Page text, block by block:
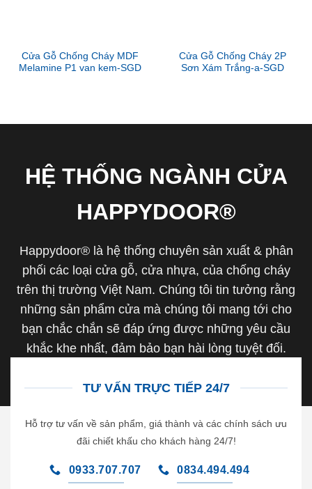
Cửa Gỗ Chống Cháy MDF
Melamine P1 van kem-SGD
Cửa Gỗ Chống Cháy 2P
Sơn Xám Trắng-a-SGD
HỆ THỐNG NGÀNH CỬA
HAPPYDOOR®
Happydoor® là hệ thống chuyên sản xuất & phân
phối các loại cửa gỗ, cửa nhựa, của chống cháy
trên thị trường Việt Nam. Chúng tôi tin tưởng rằng
những sản phẩm cửa mà chúng tôi mang tới cho
bạn chắc chắn sẽ đáp ứng được những yêu cầu
khắc khe nhất, đảm bảo bạn hài lòng tuyệt đối.
TƯ VẤN TRỰC TIẾP 24/7
Hỗ trợ tư vấn về sản phẩm, giá thành và các chính sách ưu
đãi chiết khấu cho khách hàng 24/7!
0933.707.707 0834.494.494